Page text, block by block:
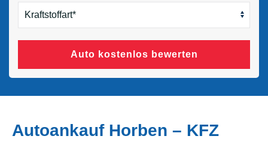
Auto kostenlos bewerten
Autoankauf Horben – KFZ